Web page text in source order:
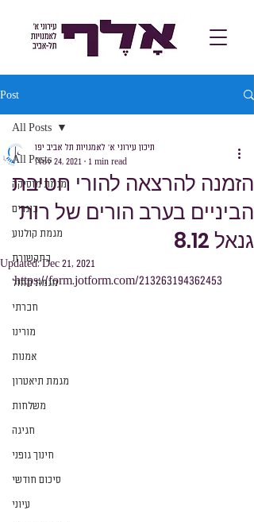
Post
All Posts
מגמת מוסיקה
בוגרים
מגמת קולנוע
בתקשורת
מגמת מחול
חברתי
מורינו
אמנות
מגמת תיאטרון
משלחות
חגיגה
חינוך גופני
סיכום חודשי
עיוני
All Posts
הזמנה להרצאה להורי חטיבת
הביניים בערב הורים של רות
גנאל 8.12
תיכון עירוני א׳ לאמנויות תל אביב יפו
Nov 24, 2021
1 min read
Updated:Dec 21, 2021
https://form.jotform.com/213263194362453